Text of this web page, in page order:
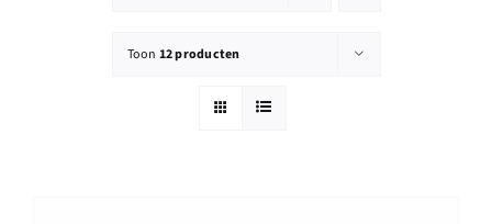
Toon 12 producten